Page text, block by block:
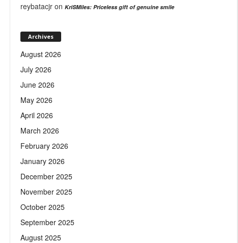
reybatacjr on KriSMiles: Priceless gift of genuine smile
Archives
August 2026
July 2026
June 2026
May 2026
April 2026
March 2026
February 2026
January 2026
December 2025
November 2025
October 2025
September 2025
August 2025